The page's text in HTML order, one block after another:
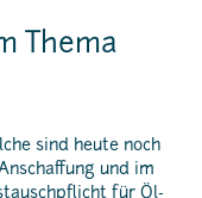
Thema
sind heute noch
und im
für Öl-